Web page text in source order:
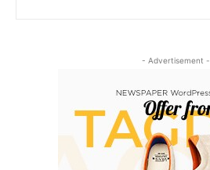
- Advertisement -